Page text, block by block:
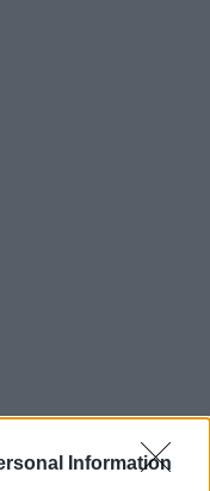
Information